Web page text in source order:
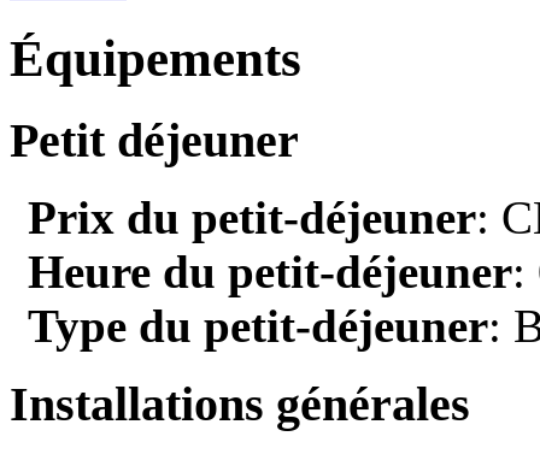
Équipements
Petit déjeuner
Prix du petit-déjeuner:
Heure du petit-déjeuner:
Type du petit-déjeuner:
Installations générales